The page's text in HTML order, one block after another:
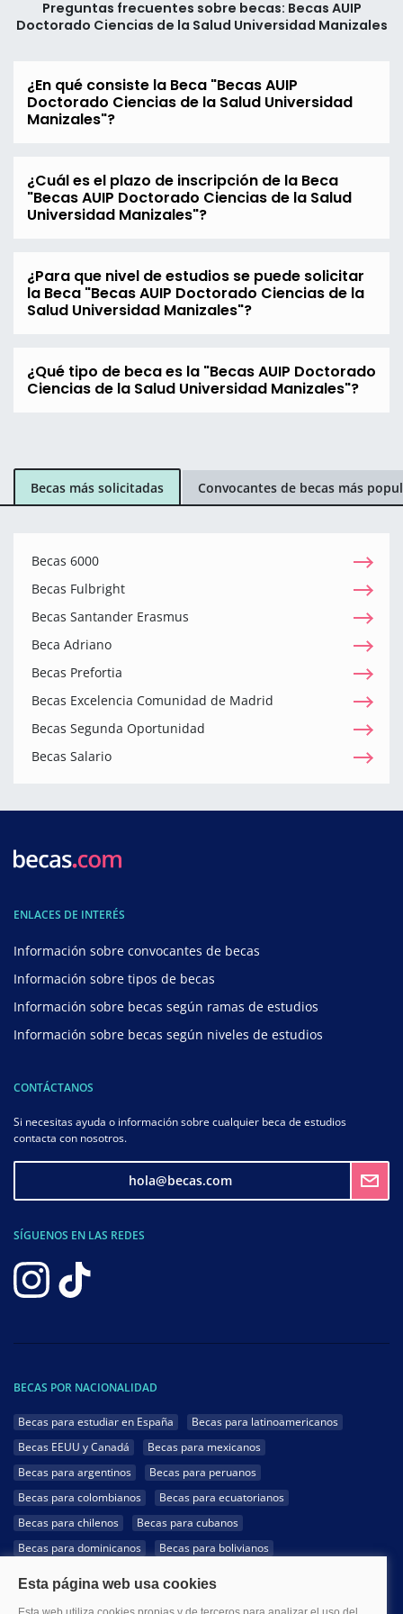
Preguntas frecuentes sobre becas: Becas AUIP
Doctorado Ciencias de la Salud Universidad Manizales
¿En qué consiste la Beca "Becas AUIP
Doctorado Ciencias de la Salud Universidad
Manizales"?
¿Cuál es el plazo de inscripción de la Beca
"Becas AUIP Doctorado Ciencias de la Salud
Universidad Manizales"?
¿Para que nivel de estudios se puede solicitar
la Beca "Becas AUIP Doctorado Ciencias de la
Salud Universidad Manizales"?
¿Qué tipo de beca es la "Becas AUIP Doctorado
Ciencias de la Salud Universidad Manizales"?
Becas más solicitadas Convocantes de becas más
Becas 6000
Becas Fulbright
Becas Santander Erasmus
Beca Adriano
Becas Prefortia
Becas Excelencia Comunidad de Madrid
Becas Segunda Oportunidad
Becas Salario
ENLACES DE INTERÉS
Información sobre convocantes de becas
Información sobre tipos de becas
Información sobre becas según ramas de estudios
Información sobre becas según niveles de estudios
CONTÁCTANOS
Si necesitas ayuda o información sobre cualquier beca de estudios
contacta con nosotros.
hola@becas.com
SÍGUENOS EN LAS REDES
BECAS POR NACIONALIDAD
Becas para estudiar en España
Becas para latinoamericanos
Becas EEUU y Canadá
Becas para mexicanos
Becas para argentinos
Becas para peruanos
Becas para colombianos
Becas para ecuatorianos
Becas para chilenos
Becas para cubanos
Becas para dominicanos
Becas para bolivianos